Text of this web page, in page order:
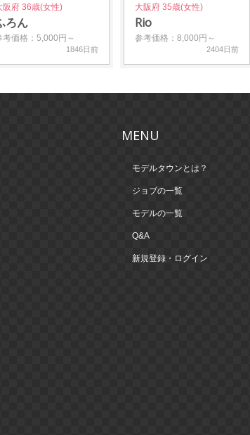
阪府 36歳(女性)
ろん
考価格：5,000円～
1846日前
大阪府 35歳(女性)
Rio
参考価格：8,000円～
2404日前
MENU
モデルタウンとは？
ジョブの一覧
モデルの一覧
Q&A
新規登録・ログイン